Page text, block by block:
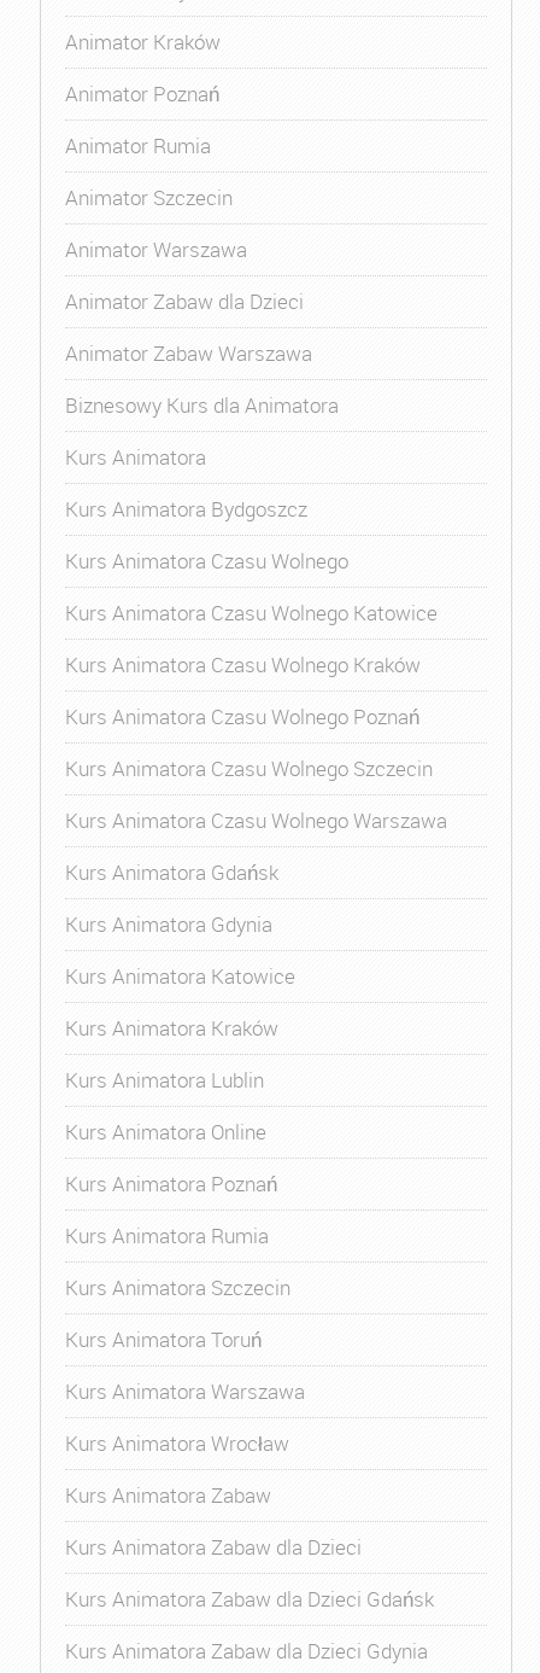
Animator Kraków
Animator Poznań
Animator Rumia
Animator Szczecin
Animator Warszawa
Animator Zabaw dla Dzieci
Animator Zabaw Warszawa
Biznesowy Kurs dla Animatora
Kurs Animatora
Kurs Animatora Bydgoszcz
Kurs Animatora Czasu Wolnego
Kurs Animatora Czasu Wolnego Katowice
Kurs Animatora Czasu Wolnego Kraków
Kurs Animatora Czasu Wolnego Poznań
Kurs Animatora Czasu Wolnego Szczecin
Kurs Animatora Czasu Wolnego Warszawa
Kurs Animatora Gdańsk
Kurs Animatora Gdynia
Kurs Animatora Katowice
Kurs Animatora Kraków
Kurs Animatora Lublin
Kurs Animatora Online
Kurs Animatora Poznań
Kurs Animatora Rumia
Kurs Animatora Szczecin
Kurs Animatora Toruń
Kurs Animatora Warszawa
Kurs Animatora Wrocław
Kurs Animatora Zabaw
Kurs Animatora Zabaw dla Dzieci
Kurs Animatora Zabaw dla Dzieci Gdańsk
Kurs Animatora Zabaw dla Dzieci Gdynia